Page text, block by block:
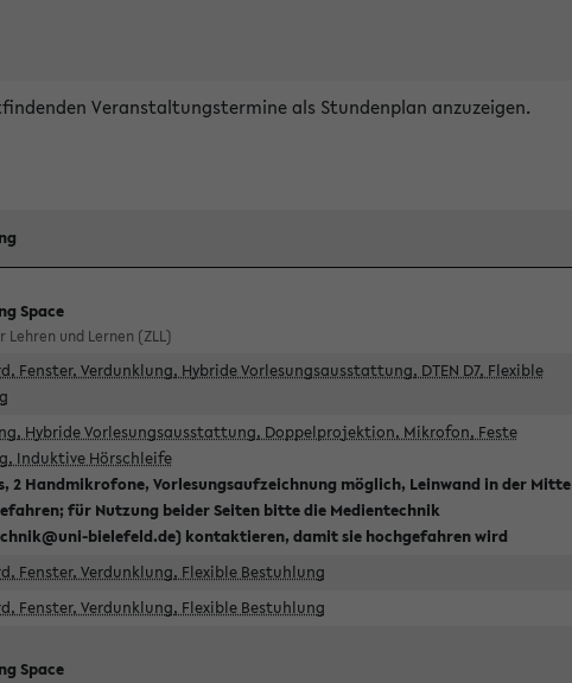
Veranstaltungstermine als Stundenplan anzuzeigen.
Space
Lehren und Lernen (ZLL)
Fenster, Verdunklung, Hybride Vorlesungsausstattung, DTEN D7, Flexible
Hybride Vorlesungsausstattung, Doppelprojektion, Mikrofon, Feste
Induktive Hörschleife
2 Handmikrofone, Vorlesungsaufzeichnung möglich, Leinwand in der Mitte
für Nutzung beider Seiten bitte die Medientechnik
bielefeld.de) kontaktieren, damit sie hochgefahren wird
Fenster, Verdunklung, Flexible Bestuhlung
Fenster, Verdunklung, Flexible Bestuhlung
Space